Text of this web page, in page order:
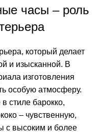
часы – роль
который делает
и изысканной. В
изготовления
особую атмосферу.
стиле барокко,
– чувственную,
с высоким и более